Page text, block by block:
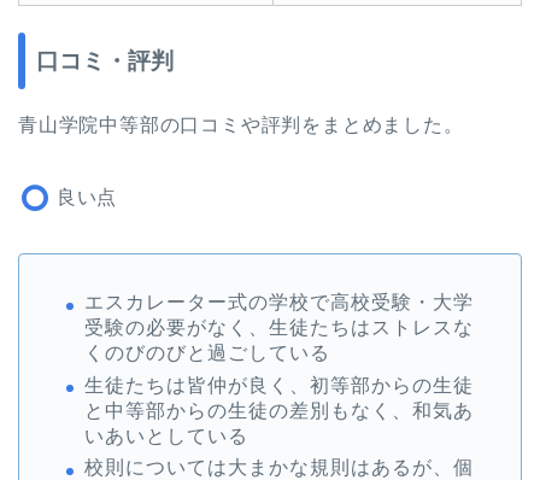
口コミ・評判
青山学院中等部の口コミや評判をまとめました。
良い点
エスカレーター式の学校で高校受験・大学
受験の必要がなく、生徒たちはストレスな
くのびのびと過ごしている
生徒たちは皆仲が良く、初等部からの生徒
と中等部からの生徒の差別もなく、和気あ
いあいとしている
校則については大まかな規則はあるが、個